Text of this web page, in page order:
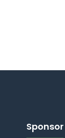
Sponsor